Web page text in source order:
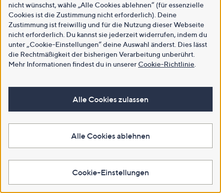
nicht wünschst, wähle „Alle Cookies ablehnen“ (für essenzielle
Cookies ist die Zustimmung nicht erforderlich). Deine
Zustimmung ist freiwillig und für die Nutzung dieser Webseite
nicht erforderlich. Du kannst sie jederzeit widerrufen, indem du
unter „Cookie-Einstellungen“ deine Auswahl änderst. Dies lässt
die Rechtmäßigkeit der bisherigen Verarbeitung unberührt.
Mehr Informationen findest du in unsererCookie-Richtlinie
Alle Cookies zulassen
Alle Cookies ablehnen
Cookie-Einstellungen